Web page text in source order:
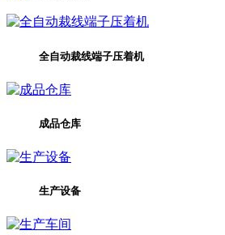
全自动裁线端子压着机
成品仓库
生产设备